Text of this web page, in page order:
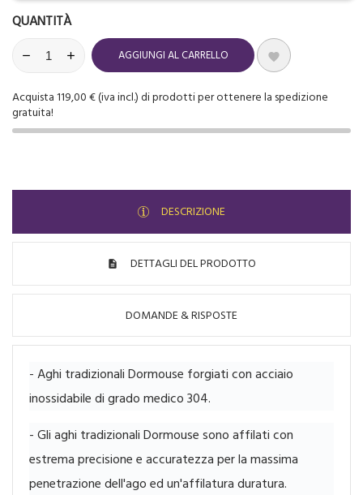
QUANTITÀ
AGGIUNGI AL CARRELLO 
Acquista 119,00 € (iva incl.) di prodotti per ottenere la spedizione
gratuita!
DESCRIZIONE
DETTAGLI DEL PRODOTTO
DOMANDE & RISPOSTE
- Aghi tradizionali Dormouse forgiati con acciaio
inossidabile di grado medico 304.
- Gli aghi tradizionali Dormouse sono affilati con
estrema precisione e accuratezza per la massima
penetrazione dell'ago ed un'affilatura duratura.